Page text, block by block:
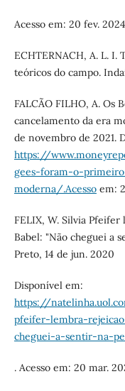
Acesso em: 20 fev.
ECHTERNACH, A. L.
teóricos do campo.
FALCÃO FILHO, A. Os
cancelamento da era
de novembro de 2021.
https://
gees-foram-o-
moderna/.Acessoem:
FELIX, W. Silvia Pfeifer
Babel: "Não cheguei a
Preto, 14 de jun. 2020
Disponível em:
https://
pfeifer-lembra-
cheguei-a-sentir-na-
. Acesso em: 20 mar.